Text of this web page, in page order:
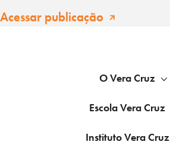
Acessar publicação
O Vera Cruz
Escola Vera Cruz
Instituto Vera Cruz